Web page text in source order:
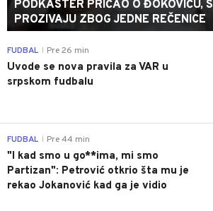
PODKASTER PRIČAO O ĐOKOVIĆU,
PROZIVAJU ZBOG JEDNE REČENICE
FUDBAL Pre 26 min
Uvode se nova pravila za VAR u
srpskom fudbalu
FUDBAL Pre 44 min
"I kad smo u go**ima, mi smo
Partizan": Petrović otkrio šta mu je
rekao Jokanović kad ga je vidio